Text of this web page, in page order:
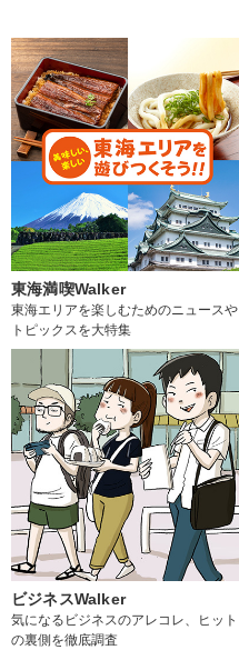
東海満喫Walker
東海エリアを楽しむためのニュースや
トピックスを大特集
ビジネスWalker
気になるビジネスのアレコレ、ヒット
の裏側を徹底調査